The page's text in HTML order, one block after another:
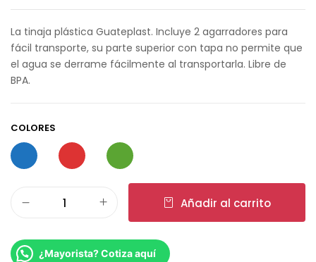
La tinaja plástica Guateplast. Incluye 2 agarradores para
fácil transporte, su parte superior con tapa no permite que
el agua se derrame fácilmente al transportarla. Libre de
BPA.
COLORES
Añadir al carrito
¿Mayorista? Cotiza aquí